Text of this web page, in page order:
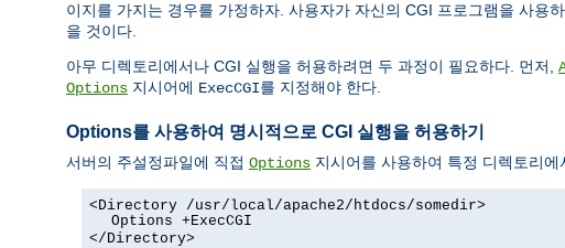
이지를 가지는 경우를 가정하자. 사용자가 자신의 CGI 프로그램을 사용
을 것이다.
아무 디렉토리에서나 CGI 실행을 허용하려면 두 과정이 필요하다. 먼저,
Options 지시어에 ExecCGI를 지정해야 한다.
Options를 사용하여 명시적으로 CGI 실행을 허용하기
서버의 주설정파일에 직접 Options 지시어를 사용하여 특정 디렉토리
<Directory /usr/local/apache2/htdocs/somedir>
Options +ExecCGI
</Directory>